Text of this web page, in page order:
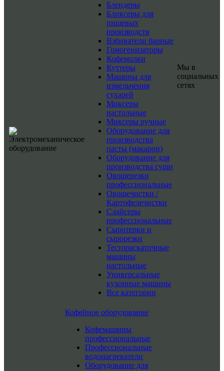
Блендеры
Бликсеры для
пищевых
производств
Взбиватели барные
Гомогенизаторы
Кофемолки
Куттеры
Машины для
измельчения
сухарей
Миксеры
настольные
Миксеры ручные
Оборудование для
производства
пасты (макарон)
Оборудование для
производства суши
Овощерезки
профессиональные
Овощечистки /
Картофелечистки
Слайсеры
профессиональные
Сыротерки и
сырорезки
Тестораскаточные
машины
настольные
Универсальные
кухонные машины
Все категории
Кофейное оборудование
Кофемашины
профессиональные
Профессиональные
водонагреватели
Оборудование для
Мы в
социальных
сетях